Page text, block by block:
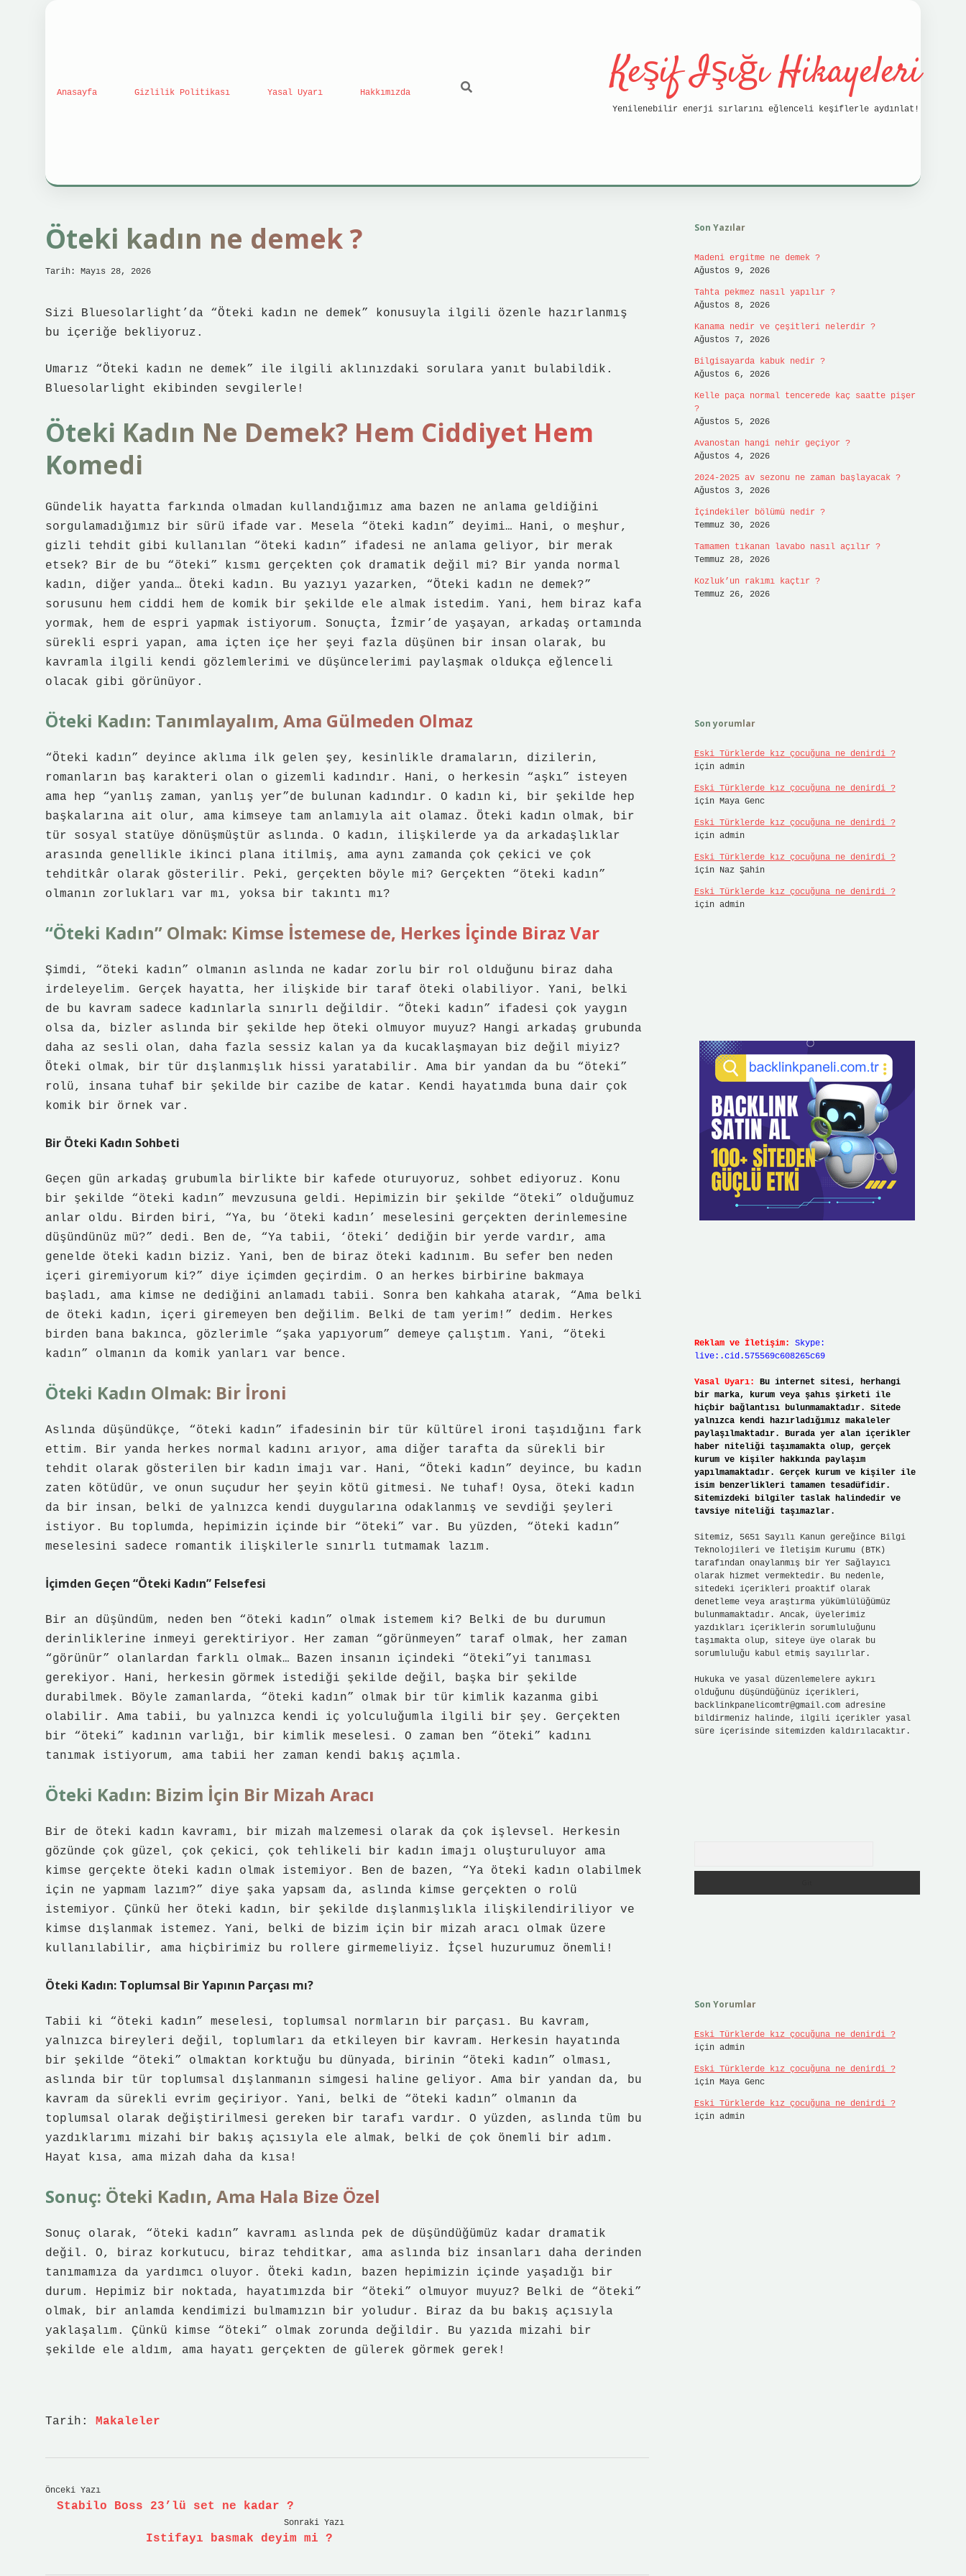
Anasayfa Gizlilik Politikası Yasal Uyarı Hakkımızda Keşif Işığı Hikayeleri
Yenilenebilir enerji sırlarını eğlenceli keşiflerle aydınlat!
Öteki kadın ne demek ?
Tarih: Mayıs 28, 2026
Sizi Bluesolarlight’da “Öteki kadın ne demek” konusuyla ilgili özenle hazırlanmış
bu içeriğe bekliyoruz.
Umarız “Öteki kadın ne demek” ile ilgili aklınızdaki sorulara yanıt bulabildik.
Bluesolarlight ekibinden sevgilerle!
Öteki Kadın Ne Demek? Hem Ciddiyet Hem
Komedi
Gündelik hayatta farkında olmadan kullandığımız ama bazen ne anlama geldiğini
sorgulamadığımız bir sürü ifade var. Mesela “öteki kadın” deyimi… Hani, o meşhur,
gizli tehdit gibi kullanılan “öteki kadın” ifadesi ne anlama geliyor, bir merak
etsek? Bir de bu “öteki” kısmı gerçekten çok dramatik değil mi? Bir yanda normal
kadın, diğer yanda… Öteki kadın. Bu yazıyı yazarken, “Öteki kadın ne demek?”
sorusunu hem ciddi hem de komik bir şekilde ele almak istedim. Yani, hem biraz kafa
yormak, hem de espri yapmak istiyorum. Sonuçta, İzmir’de yaşayan, arkadaş ortamında
sürekli espri yapan, ama içten içe her şeyi fazla düşünen bir insan olarak, bu
kavramla ilgili kendi gözlemlerimi ve düşüncelerimi paylaşmak oldukça eğlenceli
olacak gibi görünüyor.
Öteki Kadın: Tanımlayalım, Ama Gülmeden Olmaz
“Öteki kadın” deyince aklıma ilk gelen şey, kesinlikle dramaların, dizilerin,
romanların baş karakteri olan o gizemli kadındır. Hani, o herkesin “aşkı” isteyen
ama hep “yanlış zaman, yanlış yer”de bulunan kadındır. O kadın ki, bir şekilde hep
başkalarına ait olur, ama kimseye tam anlamıyla ait olamaz. Öteki kadın olmak, bir
tür sosyal statüye dönüşmüştür aslında. O kadın, ilişkilerde ya da arkadaşlıklar
arasında genellikle ikinci plana itilmiş, ama aynı zamanda çok çekici ve çok
tehditkâr olarak gösterilir. Peki, gerçekten böyle mi? Gerçekten “öteki kadın”
olmanın zorlukları var mı, yoksa bir takıntı mı?
“Öteki Kadın” Olmak: Kimse İstemese de, Herkes İçinde Biraz Var
Şimdi, “öteki kadın” olmanın aslında ne kadar zorlu bir rol olduğunu biraz daha
irdeleyelim. Gerçek hayatta, her ilişkide bir taraf öteki olabiliyor. Yani, belki
de bu kavram sadece kadınlarla sınırlı değildir. “Öteki kadın” ifadesi çok yaygın
olsa da, bizler aslında bir şekilde hep öteki olmuyor muyuz? Hangi arkadaş grubunda
daha az sesli olan, daha fazla sessiz kalan ya da kucaklaşmayan biz değil miyiz?
Öteki olmak, bir tür dışlanmışlık hissi yaratabilir. Ama bir yandan da bu “öteki”
rolü, insana tuhaf bir şekilde bir cazibe de katar. Kendi hayatımda buna dair çok
komik bir örnek var.
Bir Öteki Kadın Sohbeti
Geçen gün arkadaş grubumla birlikte bir kafede oturuyoruz, sohbet ediyoruz. Konu
bir şekilde “öteki kadın” mevzusuna geldi. Hepimizin bir şekilde “öteki” olduğumuz
anlar oldu. Birden biri, “Ya, bu ‘öteki kadın’ meselesini gerçekten derinlemesine
düşündünüz mü?” dedi. Ben de, “Ya tabii, ‘öteki’ dediğin bir yerde vardır, ama
genelde öteki kadın biziz. Yani, ben de biraz öteki kadınım. Bu sefer ben neden
içeri giremiyorum ki?” diye içimden geçirdim. O an herkes birbirine bakmaya
başladı, ama kimse ne dediğini anlamadı tabii. Sonra ben kahkaha atarak, “Ama belki
de öteki kadın, içeri giremeyen ben değilim. Belki de tam yerim!” dedim. Herkes
birden bana bakınca, gözlerimle “şaka yapıyorum” demeye çalıştım. Yani, “öteki
kadın” olmanın da komik yanları var bence.
Öteki Kadın Olmak: Bir İroni
Aslında düşündükçe, “öteki kadın” ifadesinin bir tür kültürel ironi taşıdığını fark
ettim. Bir yanda herkes normal kadını arıyor, ama diğer tarafta da sürekli bir
tehdit olarak gösterilen bir kadın imajı var. Hani, “Öteki kadın” deyince, bu kadın
zaten kötüdür, ve onun suçudur her şeyin kötü gitmesi. Ne tuhaf! Oysa, öteki kadın
da bir insan, belki de yalnızca kendi duygularına odaklanmış ve sevdiği şeyleri
istiyor. Bu toplumda, hepimizin içinde bir “öteki” var. Bu yüzden, “öteki kadın”
meselesini sadece romantik ilişkilerle sınırlı tutmamak lazım.
İçimden Geçen “Öteki Kadın” Felsefesi
Bir an düşündüm, neden ben “öteki kadın” olmak istemem ki? Belki de bu durumun
derinliklerine inmeyi gerektiriyor. Her zaman “görünmeyen” taraf olmak, her zaman
“görünür” olanlardan farklı olmak… Bazen insanın içindeki “öteki”yi tanıması
gerekiyor. Hani, herkesin görmek istediği şekilde değil, başka bir şekilde
durabilmek. Böyle zamanlarda, “öteki kadın” olmak bir tür kimlik kazanma gibi
olabilir. Ama tabii, bu yalnızca kendi iç yolculuğumla ilgili bir şey. Gerçekten
bir “öteki” kadının varlığı, bir kimlik meselesi. O zaman ben “öteki” kadını
tanımak istiyorum, ama tabii her zaman kendi bakış açımla.
Öteki Kadın: Bizim İçin Bir Mizah Aracı
Bir de öteki kadın kavramı, bir mizah malzemesi olarak da çok işlevsel. Herkesin
gözünde çok güzel, çok çekici, çok tehlikeli bir kadın imajı oluşturuluyor ama
kimse gerçekte öteki kadın olmak istemiyor. Ben de bazen, “Ya öteki kadın olabilmek
için ne yapmam lazım?” diye şaka yapsam da, aslında kimse gerçekten o rolü
istemiyor. Çünkü her öteki kadın, bir şekilde dışlanmışlıkla ilişkilendiriliyor ve
kimse dışlanmak istemez. Yani, belki de bizim için bir mizah aracı olmak üzere
kullanılabilir, ama hiçbirimiz bu rollere girmemeliyiz. İçsel huzurumuz önemli!
Öteki Kadın: Toplumsal Bir Yapının Parçası mı?
Tabii ki “öteki kadın” meselesi, toplumsal normların bir parçası. Bu kavram,
yalnızca bireyleri değil, toplumları da etkileyen bir kavram. Herkesin hayatında
bir şekilde “öteki” olmaktan korktuğu bu dünyada, birinin “öteki kadın” olması,
aslında bir tür toplumsal dışlanmanın simgesi haline geliyor. Ama bir yandan da, bu
kavram da sürekli evrim geçiriyor. Yani, belki de “öteki kadın” olmanın da
toplumsal olarak değiştirilmesi gereken bir tarafı vardır. O yüzden, aslında tüm bu
yazdıklarımı mizahi bir bakış açısıyla ele almak, belki de çok önemli bir adım.
Hayat kısa, ama mizah daha da kısa!
Sonuç: Öteki Kadın, Ama Hala Bize Özel
Sonuç olarak, “öteki kadın” kavramı aslında pek de düşündüğümüz kadar dramatik
değil. O, biraz korkutucu, biraz tehditkar, ama aslında biz insanları daha derinden
tanımamıza da yardımcı oluyor. Öteki kadın, bazen hepimizin içinde yaşadığı bir
durum. Hepimiz bir noktada, hayatımızda bir “öteki” olmuyor muyuz? Belki de “öteki”
olmak, bir anlamda kendimizi bulmamızın bir yoludur. Biraz da bu bakış açısıyla
yaklaşalım. Çünkü kimse “öteki” olmak zorunda değildir. Bu yazıda mizahi bir
şekilde ele aldım, ama hayatı gerçekten de gülerek görmek gerek!
Tarih: Makaleler
Önceki Yazı
Stabilo Boss 23’lü set ne kadar ?
Sonraki Yazı
Istifayı basmak deyim mi ?
Son Yazılar
Madeni ergitme ne demek ?
Ağustos 9, 2026
Tahta pekmez nasıl yapılır ?
Ağustos 8, 2026
Kanama nedir ve çeşitleri nelerdir ?
Ağustos 7, 2026
Bilgisayarda kabuk nedir ?
Ağustos 6, 2026
Kelle paça normal tencerede kaç saatte pişer
?
Ağustos 5, 2026
Avanostan hangi nehir geçiyor ?
Ağustos 4, 2026
2024-2025 av sezonu ne zaman başlayacak ?
Ağustos 3, 2026
İçindekiler bölümü nedir ?
Temmuz 30, 2026
Tamamen tıkanan lavabo nasıl açılır ?
Temmuz 28, 2026
Kozluk’un rakımı kaçtır ?
Temmuz 26, 2026
Son yorumlar
Eski Türklerde kız çocuğuna ne denirdi ?
için admin
Eski Türklerde kız çocuğuna ne denirdi ?
için Maya Genc
Eski Türklerde kız çocuğuna ne denirdi ?
için admin
Eski Türklerde kız çocuğuna ne denirdi ?
için Naz Şahin
Eski Türklerde kız çocuğuna ne denirdi ?
için admin
Reklam ve İletişim:
Skype:
live:.cid.575569c608265c69
Yasal Uyarı:
Bu internet sitesi, herhangi
bir marka, kurum veya şahıs şirketi ile
hiçbir bağlantısı bulunmamaktadır. Sitede
yalnızca kendi hazırladığımız makaleler
paylaşılmaktadır. Burada yer alan içerikler
haber niteliği taşımamakta olup, gerçek
kurum ve kişiler hakkında paylaşım
yapılmamaktadır. Gerçek kurum ve kişiler ile
isim benzerlikleri tamamen tesadüfidir.
Sitemizdeki bilgiler taslak halindedir ve
tavsiye niteliği taşımazlar.
Sitemiz, 5651 Sayılı Kanun gereğince Bilgi
Teknolojileri ve İletişim Kurumu (BTK)
tarafından onaylanmış bir Yer Sağlayıcı
olarak hizmet vermektedir. Bu nedenle,
sitedeki içerikleri proaktif olarak
denetleme veya araştırma yükümlülüğümüz
bulunmamaktadır. Ancak, üyelerimiz
yazdıkları içeriklerin sorumluluğunu
taşımakta olup, siteye üye olarak bu
sorumluluğu kabul etmiş sayılırlar.
Hukuka ve yasal düzenlemelere aykırı
olduğunu düşündüğünüz içerikleri,
backlinkpanelicomtr@gmail.comadresine
bildirmeniz halinde, ilgili içerikler yasal
süre içerisinde sitemizden kaldırılacaktır.
Son Yorumlar
Eski Türklerde kız çocuğuna ne denirdi ?
için admin
Eski Türklerde kız çocuğuna ne denirdi ?
için Maya Genc
Eski Türklerde kız çocuğuna ne denirdi ?
için admin